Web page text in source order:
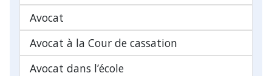
Avocat
Avocat à la Cour de cassation
Avocat dans l’école